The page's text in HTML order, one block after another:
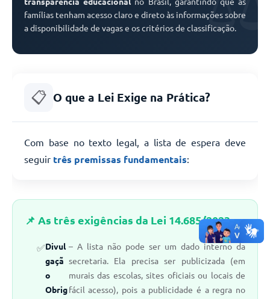
famílias tenham acesso claro e direto às informações sobre
a disponibilidade de vagas e os critérios de classificação.
📋 O que a Lei Exige na Prática?
Com base no texto legal, a lista de espera deve
seguir três premissas fundamentais:
📌 As três exigências da Lei 14.685/2023
Divul
gaçã
o
Obrig
– A lista não pode ser um dado interno da
secretaria. Ela precisa ser publicizada (em
murais das escolas, sites oficiais ou locais de
fácil acesso), pois a publicidade é a regra no